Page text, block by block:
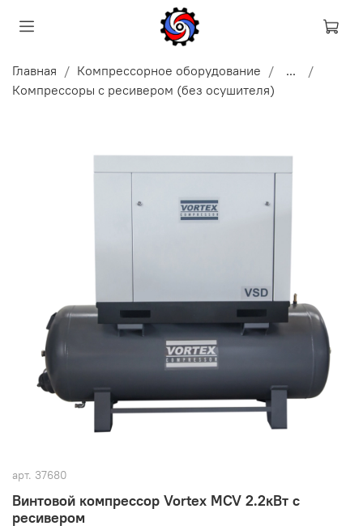
Главная Компрессорное оборудование
...
Компрессоры с ресивером (без осушителя)
арт. 37680
Винтовой компрессор Vortex MCV 2.2кВт с
ресивером